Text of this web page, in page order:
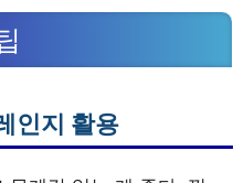
인지 활용